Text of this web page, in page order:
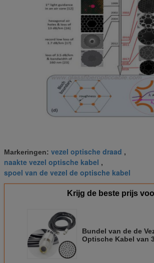
Markeringen: vezel optische draad ,
naakte vezel optische kabel ,
spoel van de vezel de optische kabel
Krijg de beste prijs
Bundel van de de
Optische Kabel van